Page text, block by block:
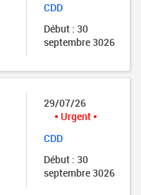
CDD
Début : 30
septembre 3026
29/07/26
Urgent
CDD
Début : 30
septembre 3026